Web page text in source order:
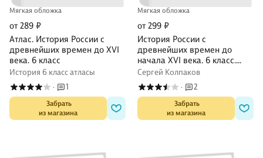
Мягкая обложка
от 289 ₽
Атлас. История России с
древнейших времен до XVI
века. 6 класс
История 6 класс атласы
· 1
Забрать
из магазина
Мягкая обложка
от 299 ₽
История России с
древнейших времен до
начала XVI века. 6 класс.
Атлас с контурными картами
и заданиями
Сергей Колпаков
· 2
Забрать
из магазина